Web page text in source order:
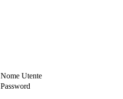
Nome Utente
Password